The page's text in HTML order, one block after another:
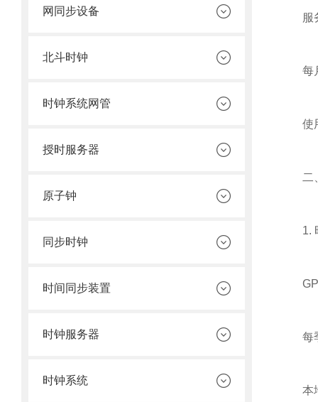
网同步设备
北斗时钟
时钟系统网管
授时服务器
原子钟
同步时钟
时间同步装置
时钟服务器
时钟系统
服务
每月
使用
二、
1. 时
GPS
每季
本地